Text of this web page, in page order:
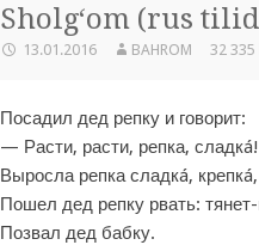
Sholg‘om (rus
13.01.2016 BAHROM 32 335
Посадил дед репку и говорит:
— Расти, расти, репка,
Выросла репка сладкá,
Пошел дед репку рвать:
Позвал дед бабку.